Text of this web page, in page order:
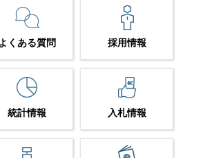
よくある質問 採用情報
統計情報 入札情報